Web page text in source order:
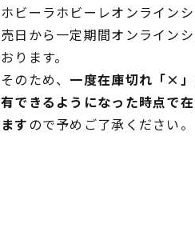
ホビーラホビーレオンライン
売日から一定期間オンライン
おります。
そのため、 一度在庫切れ「×
有できるようになった時点で
ますので予めご了承ください。